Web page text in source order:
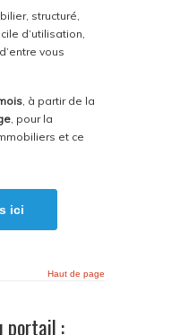
structuré,
d’utilisation,
vous
, à partir de la
, pour la
et ce
ici
Haut de page
portail :